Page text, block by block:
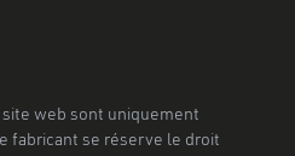
web sont uniquement
fabricant se réserve le droit